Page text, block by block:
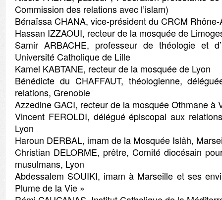
Commission des relations avec l’islam)
Bénaïssa CHANA, vice-président du CRCM
Hassan IZZAOUI, recteur de la mosquée de
Samir ARBACHE, professeur de théologie et
Université Catholique de Lille
Kamel KABTANE, recteur de la mosquée de Lyon
Bénédicte du CHAFFAUT, théologienne,
relations, Grenoble
Azzedine GACI, recteur de la mosquée Othmane à
Vincent FEROLDI, délégué épiscopal aux
Lyon
Haroun DERBAL, imam de la Mosquée Islâh,
Christian DELORME, prêtre, Comité diocésain
musulmans, Lyon
Abdessalem SOUIKI, imam à Marseille et ses
Plume de la Vie »